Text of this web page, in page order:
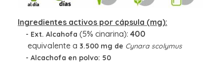
Ingredientes activos por cápsula (mg):
- Ext. Alcahofa (5% cinarina): 400
equivalente a 3.500 mg de Cynara scolymus
- Alcachofa en polvo: 50